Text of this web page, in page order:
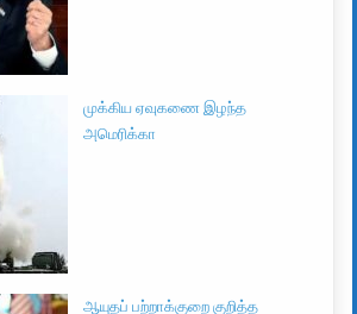
முக்கிய ஏவுகணை இழந்த
அமெரிக்கா
ஆயுதப் பற்றாக்குறை குறித்த